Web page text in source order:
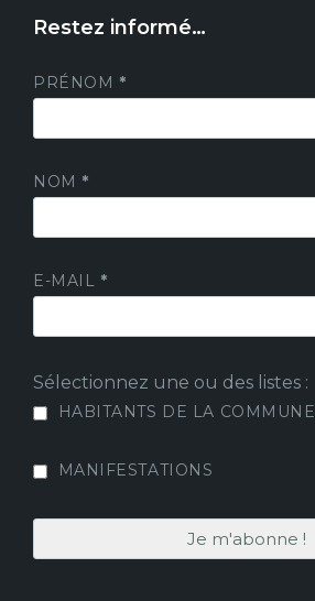
Restez informé…
PRÉNOM *
NOM *
E-MAIL *
Sélectionnez une ou des listes :
HABITANTS DE LA COMMUNE
MANIFESTATIONS